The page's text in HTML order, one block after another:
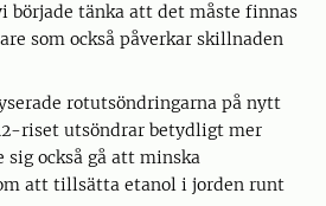
började tänka att det måste finnas
som också påverkar skillnaden
rotutsöndringarna på nytt
riset utsöndrar betydligt mer
sig också gå att minska
att tillsätta etanol i jorden runt